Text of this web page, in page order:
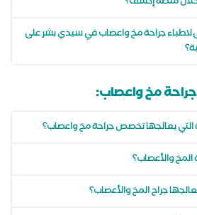
لاطباء جراحة مخ واعصاب في سيدي بشر على
مخ واعصاب:
التي يعالجها تخصص جراحة مخ واعصاب؟
والأعصاب؟
جراح المخ والأعصاب؟